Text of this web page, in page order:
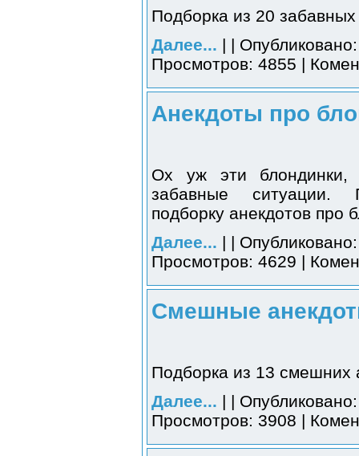
Подборка из 20
Далее... | |
Просмотров: 4855 |
Анекдоты про
Ох уж эти
забавные ситуации.
подборку анекдотов про
Далее... | |
Просмотров: 4629 |
Смешные
Подборка из 13 смешних
Далее... | |
Просмотров: 3908 |